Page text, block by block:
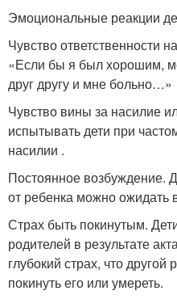
Эмоциональные реакции
Чувство ответственности
«Если бы я был хорошим,
друг другу и мне больно…»
Чувство вины за насилие
испытывать дети при
насилии .
Постоянное возбуждение.
от ребенка можно ожидать
Страх быть покинутым.
родителей в результате
глубокий страх, что
покинуть его или умереть.